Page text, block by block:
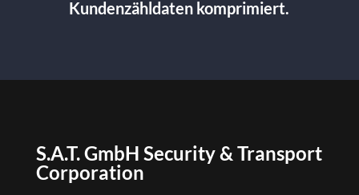
Kundenzähldaten komprimiert.
S.A.T. GmbH Security & Transport
Corporation